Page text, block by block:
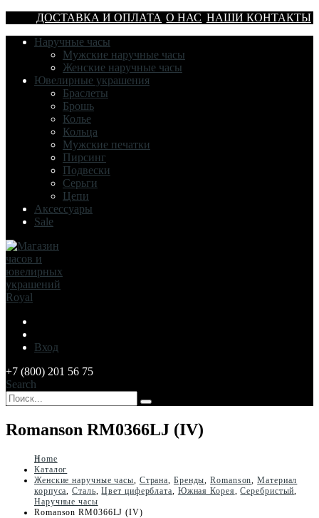
ДОСТАВКА И ОПЛАТА О НАС НАШИ КОНТАКТЫ
Наручные часы
Мужские наручные часы
Женские наручные часы
Ювелирные украшения
Браслеты
Брошь
Колье
Кольца
Мужские печатки
Пирсинг
Подвески
Серьги
Цепи
Аксессуары
Sale
Вход
+7 (800) 201 56 75
Search
Romanson RM0366LJ (IV)
Home
Каталог
Женские наручные часы, Страна, Бренды,Romanson,Материал
корпуса,Сталь,Цвет циферблата, Южная Корея,Серебристый,
Наручные часы
Romanson RM0366LJ (IV)